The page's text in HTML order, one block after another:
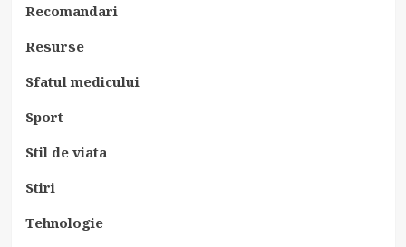
Recomandari
Resurse
Sfatul medicului
Sport
Stil de viata
Stiri
Tehnologie